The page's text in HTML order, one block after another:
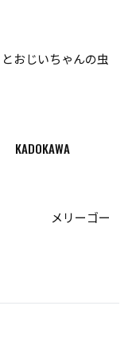
おじいちゃんの虫
絵
』 メリーゴー